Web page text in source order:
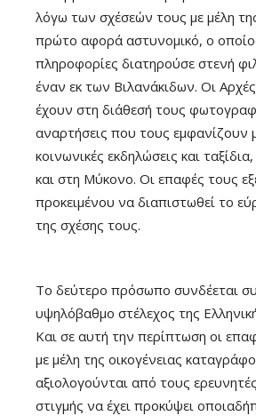
λόγω των σχέσεών τους με μέλη
πρώτο αφορά αστυνομικό, ο
πληροφορίες διατηρούσε στενή
έναν εκ των Βιλανάκιδων. Οι
έχουν στη διάθεσή τους
αναρτήσεις που τους εμφανίζουν
κοινωνικές εκδηλώσεις και
και στη Μύκονο. Οι επαφές τους
προκειμένου να διαπιστωθεί το
της σχέσης τους.
Το δεύτερο πρόσωπο συνδέεται
υψηλόβαθμο στέλεχος της
Και σε αυτή την περίπτωση οι
με μέλη της οικογένειας
αξιολογούνται από τους
στιγμής να έχει προκύψει